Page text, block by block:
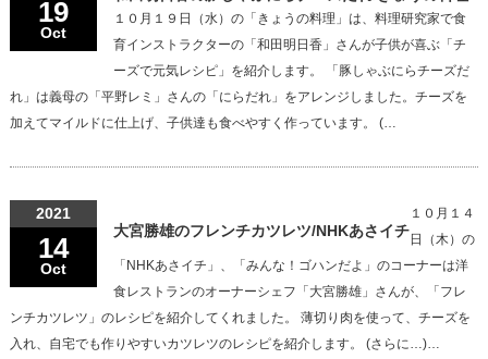
19
Oct
１０月１９日（水）の「きょうの料理」は、料理研究家で食
育インストラクターの「和田明日香」さんが子供が喜ぶ「チ
ーズで元気レシピ」を紹介します。 「豚しゃぶにらチーズだ
れ」は義母の「平野レミ」さんの「にらだれ」をアレンジしました。チーズを
加えてマイルドに仕上げ、子供達も食べやすく作っています。 (…
2021
14
Oct
大宮勝雄のフレンチカツレツ/NHKあさイチ
１０月１４
日（木）の
「NHKあさイチ」、「みんな！ゴハンだよ」のコーナーは洋
食レストランのオーナーシェフ「大宮勝雄」さんが、「フレ
ンチカツレツ」のレシピを紹介してくれました。 薄切り肉を使って、チーズを
入れ、自宅でも作りやすいカツレツのレシピを紹介します。 (さらに…)…